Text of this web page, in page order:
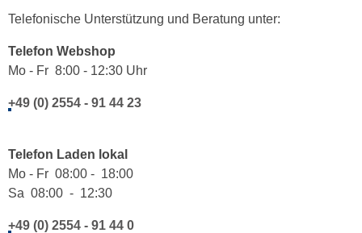
Telefonische Unterstützung und Beratung unter:
Telefon Webshop
Mo - Fr 8:00 - 12:30 Uhr
+49 (0) 2554 - 91 44 23
Telefon Laden lokal
Mo - Fr 08:00 - 18:00
Sa 08:00 - 12:30
+49 (0) 2554 - 91 44 0